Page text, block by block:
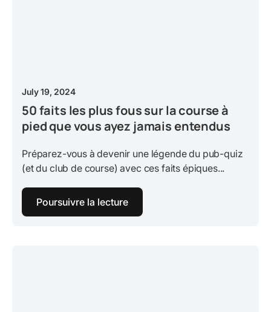
July 19, 2024
50 faits les plus fous sur la course à
pied que vous ayez jamais entendus
Préparez-vous à devenir une légende du pub-quiz
(et du club de course) avec ces faits épiques...
Poursuivre la lecture